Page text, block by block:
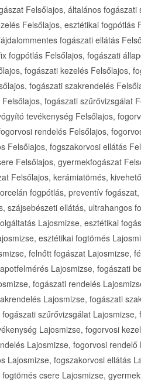
Felsőlajos, általános
Felsőlajos, esztétikai
fogászati ellátás
fogpótlás Felsőlajos, fogászati
fogászati kezelés Felsőlajos,
fogászati szakrendelés
fogászati szűrővizsgálat
tevékenység Felsőlajos,
rendelés Felsőlajos,
Felsőlajos, fogszakorvosi ellátás
Felsőlajos, gyermekfogászat
Felsőlajos, kerámiatömés,
fogpótlás, preventív
szájsebészeti ellátás, ultrahangos
Lajosmizse, esztétikai
esztétikai fogtömés
felnőtt fogászat Lajosmizse,
Lajosmizse, fogászati
fogászati rendelés
Lajosmizse, fogászati
fogászati szűrővizsgálat
Lajosmizse, fogorvosi
Lajosmizse, fogorvosi
Lajosmizse, fogszakorvosi ellátás
fogtömés csere Lajosmizse,
Érd